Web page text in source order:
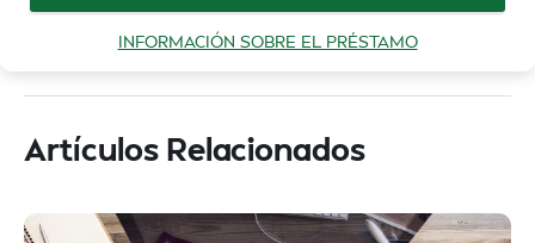
INFORMACIÓN SOBRE EL PRÉSTAMO
Artículos Relacionados